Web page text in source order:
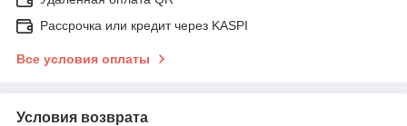
Рассрочка или кредит через KASPI
Все условия оплаты
Условия возврата